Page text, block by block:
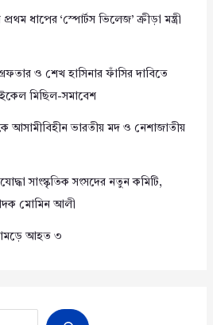
ধাপের ‘স্পোর্টস ভিলেজ’ ক্রীড়া মন্ত্রী
ও শেখ হাসিনার ফাঁসির দাবিতে
মিছিল-সমাবেশ
আসামীবিহীন ভারতীয় মদ ও নেশাজাতীয়
সাংস্কৃতিক সংসদের নতুন কমিটি,
মোমিন আলী
আহত ৩